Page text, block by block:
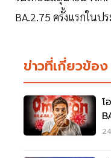
BA.2.75 ครั้งแรกในป
ข่าวที่เกี่ยวข้อง
โ